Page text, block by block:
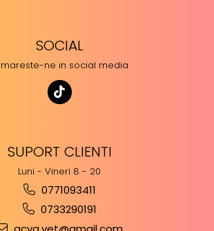
SOCIAL
ne in social media
SUPORT CLIENTI
Luni - Vineri 8 - 20
0771093411
0733290191